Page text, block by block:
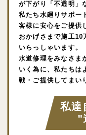
が下がり「不透明」
私たち水廻りサポー
客様に安心をご提供
おかげさまで施工10
いらっしゃいます。
水道修理をみなさま
いく為に、私たちは
戦・ご提供してまい
私達
"